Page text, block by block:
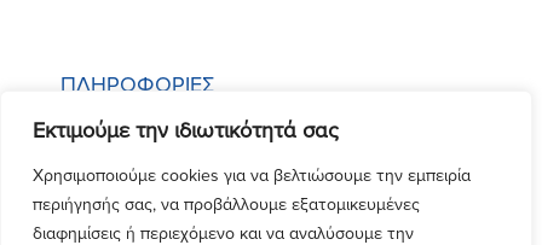
Εκτιμούμε την ιδιωτικότητά σας
Χρησιμοποιούμε cookies για να βελτιώσουμε την εμπειρία
περιήγησής σας, να προβάλλουμε εξατομικευμένες
διαφημίσεις ή περιεχόμενο και να αναλύσουμε την
ΠΛΗΡΟΦΟΡΊΕΣ
Πολιτική Cookies
Πολιτική Απορρήτου
Όροι και Προυποθέσεις Ενοικίασης